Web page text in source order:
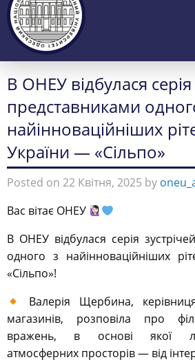
В ОНЕУ відбулася серія
представниками
найінноваційніших
України — «Сільпо»
Posted on 22 Квітня, 2025 by
Вас вітає ОНЕУ
В ОНЕУ відбулася серія
одного з найінноваційніших
«Сільпо»!
Валерія Щербина, керівниця
магазинів, розповіла про
вражень, в основі якої
атмосферних просторів — від